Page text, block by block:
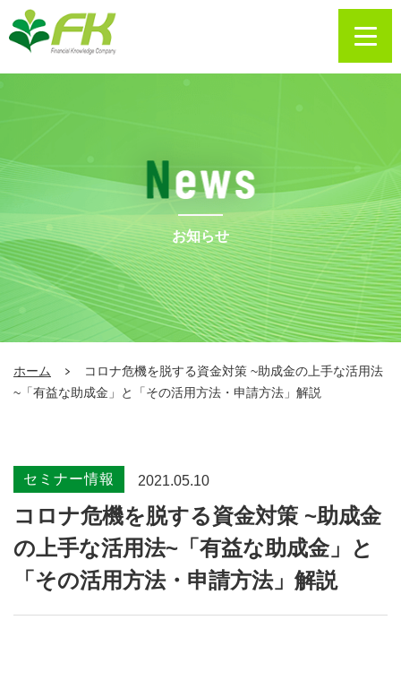
お知らせ
ホーム
コロナ危機を脱する資金対策 ~助成金の上手な活用法
~「有益な助成金」と「その活用方法・申請方法」解説
セミナー情報 2021.05.10
コロナ危機を脱する資金対策 ~助成金
の上手な活用法~「有益な助成金」と
「その活用方法・申請方法」解説